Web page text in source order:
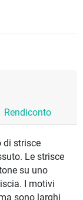
Rendiconto
di strisce
Le strisce
su uno
I motivi